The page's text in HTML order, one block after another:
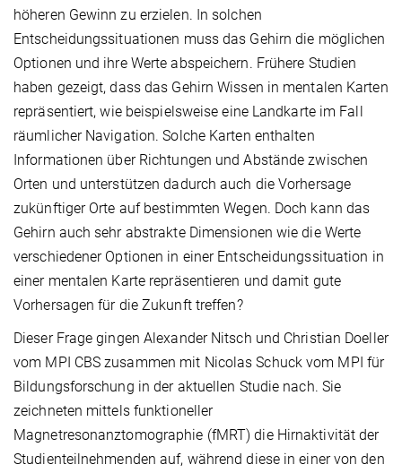
höheren Gewinn zu erzielen. In solchen
Entscheidungssituationen muss das Gehirn die möglichen
Optionen und ihre Werte abspeichern. Frühere Studien
haben gezeigt, dass das Gehirn Wissen in mentalen Karten
repräsentiert, wie beispielsweise eine Landkarte im Fall
räumlicher Navigation. Solche Karten enthalten
Informationen über Richtungen und Abstände zwischen
Orten und unterstützen dadurch auch die Vorhersage
zukünftiger Orte auf bestimmten Wegen. Doch kann das
Gehirn auch sehr abstrakte Dimensionen wie die Werte
verschiedener Optionen in einer Entscheidungssituation in
einer mentalen Karte repräsentieren und damit gute
Vorhersagen für die Zukunft treffen?
Dieser Frage gingen Alexander Nitsch und Christian Doeller
vom MPI CBS zusammen mit Nicolas Schuck vom MPI für
Bildungsforschung in der aktuellen Studie nach. Sie
zeichneten mittels funktioneller
Magnetresonanztomographie (fMRT) die Hirnaktivität der
Studienteilnehmenden auf, während diese in einer von den